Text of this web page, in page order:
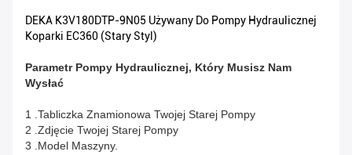
DEKA K3V180DTP-9N05 Używany Do Pompy Hydraulicznej
Koparki EC360 (stary Styl)
Parametr Pompy Hydraulicznej, Który Musisz Nam
Wysłać
1 .Tabliczka Znamionowa Twojej Starej Pompy
2 .Zdjęcie Twojej Starej Pompy
3 .Model Maszyny.